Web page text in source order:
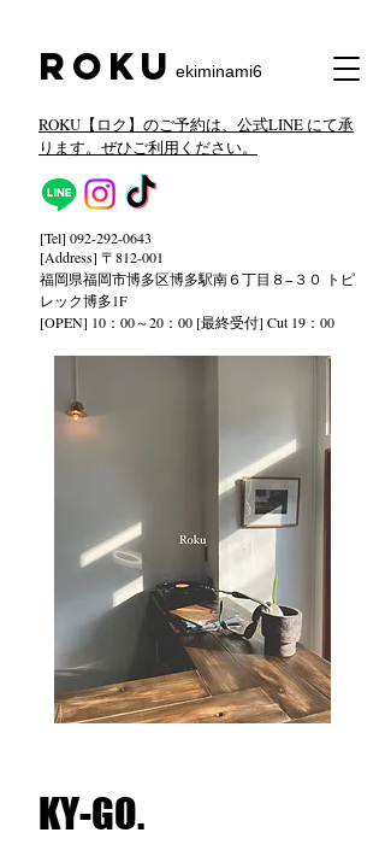
​Roku ekiminami6
[Tel] 092-292-0643
[Address] 〒812-001
福岡県福岡市博多区博多駅南６丁目８−３０ トピ
レック博多1F
[OPEN] 10：00～20：00 [最終受付] Cut 19：00
ROKU【ロク】のご予約は、公式LINE にて承
ります。ぜひご利用ください。
​KY-GO.